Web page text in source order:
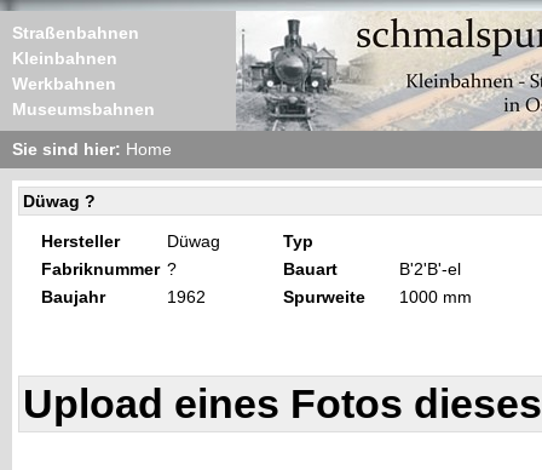
Straßenbahnen
Kleinbahnen
Werkbahnen
Museumsbahnen
Sie sind hier: Home
Düwag ?
Hersteller Düwag
Typ
Fabriknummer ? Bauart
B'2'B'-el
Baujahr
1962 Spurweite 1000 mm
Upload eines Fotos